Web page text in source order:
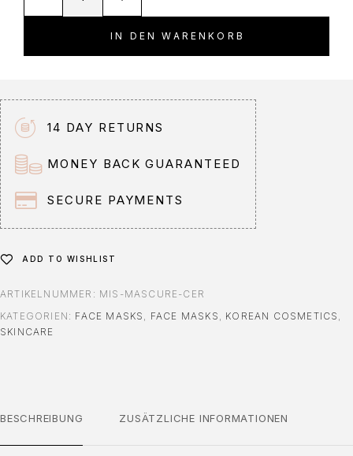
IN DEN WARENKORB
a
t
i
v
e
:
14 DAY RETURNS
MONEY BACK GUARANTEED
SECURE PAYMENTS
ADD TO WISHLIST
ARTIKELNUMMER: MIS-MASCURE-CER
KATEGORIEN: FACE MASKS , FACE MASKS , KOREAN COSMETICS ,
SKINCARE
BESCHREIBUNG ZUSÄTZLICHE INFORMATIONEN